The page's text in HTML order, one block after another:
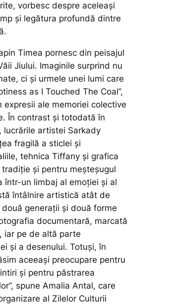
vorbesc despre aceleași
și legătura profundă dintre
Timea pornesc din peisajul
Jiului. Imaginile surprind nu
ci și urmele unei lumi care
as I Touched The Coal”,
ale memoriei colective
În contrast și totodată în
lucrările artistei Sarkady
fragilă a sticlei și
tehnica Tiffany și grafica
și pentru meșteșugul
într-un limbaj al emoției și al
întâlnire artistică atât de
generații și două forme
documentară, marcată
iar pe de altă parte
și a desenului. Totuși, în
aceeași preocupare pentru
și pentru păstrarea
spune Amalia Antal, care
al Zilelor Culturii